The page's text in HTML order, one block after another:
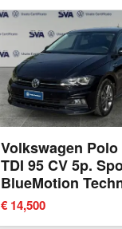
Volkswagen Polo
TDI 95 CV 5p.
BlueMotion
del 2020 usata a
Ravenna
€ 14,500